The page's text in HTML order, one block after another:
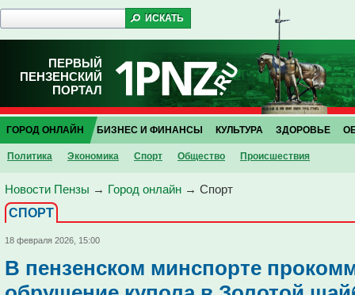
ПЕРВЫЙ
ПЕНЗЕНСКИЙ
ПОРТАЛ
ГОРОД ОНЛАЙН
Политика Экономика Спорт Общество Проиcшествия
БИЗНЕС И ФИНАНСЫ КУЛЬТУРА ЗДОРОВЬЕ
Новости Пензы → Город онлайн → Спорт
СПОРТ
18 февраля 2026, 15:00
В пензенском минспорте